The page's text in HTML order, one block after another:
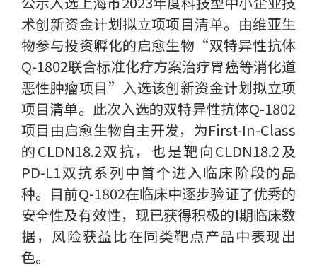
术创新资金计划拟立项项目清单。由维亚生
物参与投资孵化的启愈生物“双特异性抗体
Q-1802联合标准化疗方案治疗胃癌等消化道
恶性肿瘤项目”入选该创新资金计划拟立项
项目清单。此次入选的双特异性抗体Q-1802
项目由启愈生物自主开发，为First-In-Class
的CLDN18.2双抗，也是靶向CLDN18.2及
PD-L1双抗系列中首个进入临床阶段的品
种。目前Q-1802在临床中逐步验证了优秀的
安全性及有效性，现已获得积极的Ⅰ期临床数
据，风险获益比在同类靶点产品中表现出
色。